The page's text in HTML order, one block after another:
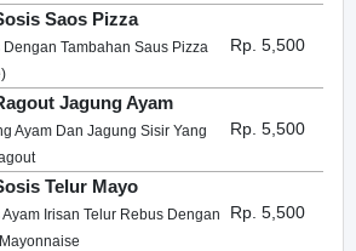
Saos Pizza
Dengan Tambahan Saus Pizza
Rp. 5,500
Jagung Ayam
Ayam Dan Jagung Sisir Yang
Rp. 5,500
Telur Mayo
Ayam Irisan Telur Rebus Dengan
Rp. 5,500